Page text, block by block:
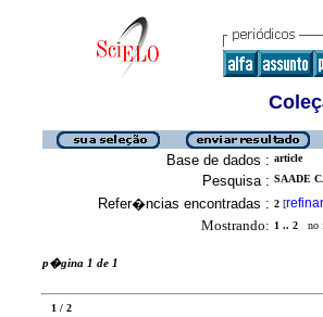
Base de dados : article
Pesquisa : SAADE
Refer�ncias encontradas : 2 [refinar
Mostrando: 1 .. 2 no
p�gina 1 de 1
1 / 2